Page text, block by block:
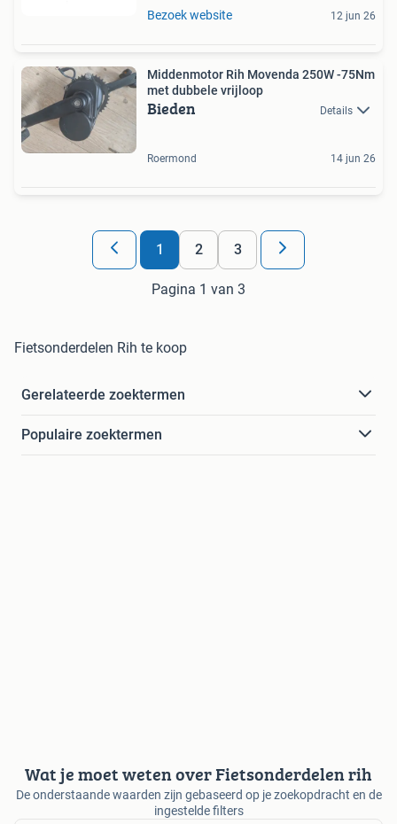
Bezoek website 12 jun 26
Middenmotor Rih Movenda 250W -75Nm
met dubbele vrijloop
Bieden Details
Roermond 14 jun 26
1 2 3
Pagina 1 van 3
Fietsonderdelen Rih te koop
Gerelateerde zoektermen
Populaire zoektermen
Wat je moet weten over Fietsonderdelen rih
De onderstaande waarden zijn gebaseerd op je zoekopdracht en de
ingestelde filters